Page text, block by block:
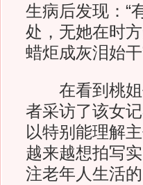
生病后发现：“
处，无她在时
蜡炬成灰泪始
在看到桃姐
者采访了该女
以特别能理解
越来越想拍写
注老年人生活